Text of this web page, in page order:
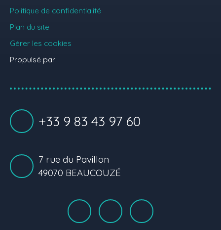
Politique de confidentialité
Plan du site
Gérer les cookies
Propulsé par
+33 9 83 43 97 60
7 rue du Pavillon
49070 BEAUCOUZÉ